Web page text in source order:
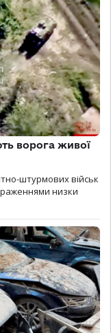
ворога живої
штурмових військ
низки